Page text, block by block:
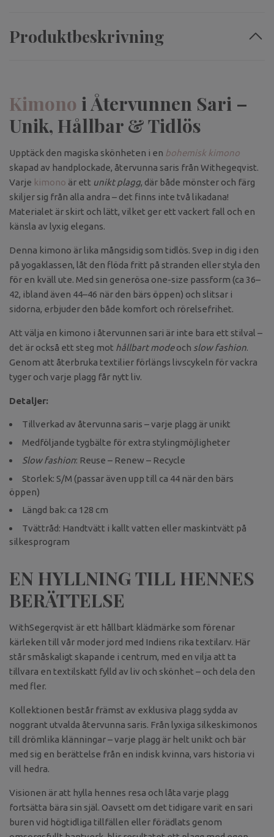
Produktbeskrivning
Kimono i Återvunnen Sari –
Unik, Hållbar & Tidlös
Upptäck den magiska skönheten i en bohemisk kimono
skapad av handplockade, återvunna saris från Withegeqvist.
Varje kimono är ett unikt plagg, där både mönster och färg
skiljer sig från alla andra – det finns inte två likadana!
Materialet är skirt och lätt, vilket ger ett vackert fall och en
känsla av lyxig elegans.
Denna kimono är lika mångsidig som tidlös. Svep in dig i den
på yogaklassen, låt den flöda fritt på stranden eller styla den
för en kväll ute. Med sin generösa one-size passform (ca 36–
42, ibland även 44–46 när den bärs öppen) och slitsar i
sidorna, erbjuder den både komfort och rörelsefrihet.
Att välja en kimono i återvunnen sari är inte bara ett stilval –
det är också ett steg mot hållbart modeoch slow fashion.
Genom att återbruka textilier förlängs livscykeln för vackra
tyger och varje plagg får nytt liv.
Detaljer:
Tillverkad av återvunna saris – varje plagg är unikt
Medföljande tygbälte för extra stylingmöjligheter
Slow fashion: Reuse – Renew – Recycle
Storlek: S/M (passar även upp till ca 44 när den bärs
öppen)
Längd bak: ca 128 cm
Tvättråd: Handtvätt i kallt vatten eller maskintvätt på
silkesprogram
EN HYLLNING TILL HENNES
BERÄTTELSE
WithSegerqvist är ett hållbart klädmärke som förenar
kärleken till vår moder jord med Indiens rika textilarv. Här
står småskaligt skapande i centrum, med en vilja att ta
tillvara en textilskatt fylld av liv och skönhet – och dela den
med fler.
Kollektionen består främst av exklusiva plagg sydda av
noggrant utvalda återvunna saris. Från lyxiga silkeskimonos
till drömlika klänningar – varje plagg är helt unikt och bär
med sig en berättelse från en indisk kvinna, vars historia vi
vill hedra.
Visionen är att hylla hennes resa och låta varje plagg
fortsätta bära sin själ. Oavsett om det tidigare varit en sari
buren vid högtidliga tillfällen eller förädlats genom